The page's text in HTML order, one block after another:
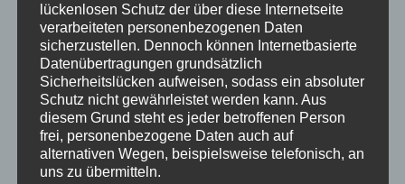
Text: Lea Büse
Fotos: Hannah Lange
lückenlosen Schutz der über diese Internetseite
verarbeiteten personenbezogenen Daten
sicherzustellen. Dennoch können Internetbasierte
Datenübertragungen grundsätzlich
Sicherheitslücken aufweisen, sodass ein absoluter
Schutz nicht gewährleistet werden kann. Aus
diesem Grund steht es jeder betroffenen Person
frei, personenbezogene Daten auch auf
alternativen Wegen, beispielsweise telefonisch, an
uns zu übermitteln.